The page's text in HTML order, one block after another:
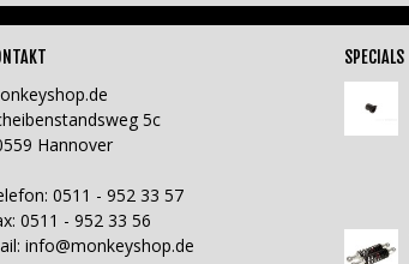
5c
Hannover
0511 - 952 33 57
0511 - 952 33 56
info@monkeyshop.de
SPECIALS